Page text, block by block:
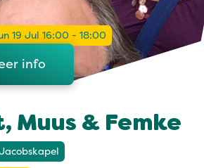
19 Jul 16:00 - 18:00
info
Muus & Femke